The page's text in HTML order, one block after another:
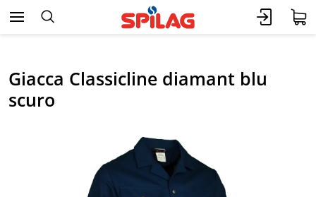
Giacca Classicline diamant blu
scuro